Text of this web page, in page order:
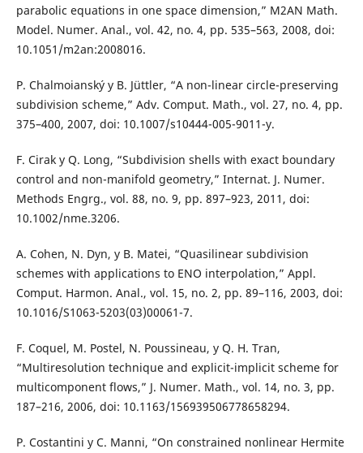
parabolic equations in one space dimension,” M2AN Math.
Model. Numer. Anal., vol. 42, no. 4, pp. 535–563, 2008, doi:
10.1051/m2an:2008016.
P. Chalmoianský y B. Jüttler, “A non-linear circle-preserving
subdivision scheme,” Adv. Comput. Math., vol. 27, no. 4, pp.
375–400, 2007, doi: 10.1007/s10444-005-9011-y.
F. Cirak y Q. Long, “Subdivision shells with exact boundary
control and non-manifold geometry,” Internat. J. Numer.
Methods Engrg., vol. 88, no. 9, pp. 897–923, 2011, doi:
10.1002/nme.3206.
A. Cohen, N. Dyn, y B. Matei, “Quasilinear subdivision
schemes with applications to ENO interpolation,” Appl.
Comput. Harmon. Anal., vol. 15, no. 2, pp. 89–116, 2003, doi:
10.1016/S1063-5203(03)00061-7.
F. Coquel, M. Postel, N. Poussineau, y Q. H. Tran,
“Multiresolution technique and explicit-implicit scheme for
multicomponent flows,” J. Numer. Math., vol. 14, no. 3, pp.
187–216, 2006, doi: 10.1163/156939506778658294.
P. Costantini y C. Manni, “On constrained nonlinear Hermite